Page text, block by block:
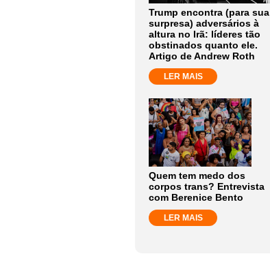
Trump encontra (para sua
surpresa) adversários à
altura no Irã: líderes tão
obstinados quanto ele.
Artigo de Andrew Roth
LER MAIS
Quem tem medo dos
corpos trans? Entrevista
com Berenice Bento
LER MAIS